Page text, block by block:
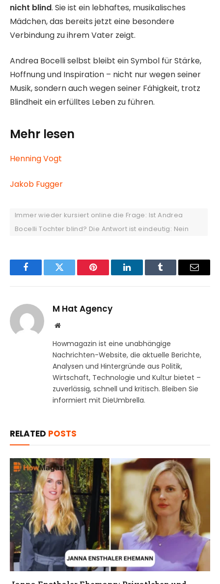
nicht blind. Sie ist ein lebhaftes, musikalisches
Mädchen, das bereits jetzt eine besondere
Verbindung zu ihrem Vater zeigt.
Andrea Bocelli selbst bleibt ein Symbol für Stärke,
Hoffnung und Inspiration – nicht nur wegen seiner
Musik, sondern auch wegen seiner Fähigkeit, trotz
Blindheit ein erfülltes Leben zu führen.
Mehr lesen
Henning Vogt
Jakob Fugger
Immer wieder kursiert online die Frage: Ist Andrea
Bocelli Tochter blind? Die Antwort ist eindeutig: Nein
FacebookTwitter Pinterest LinkedInTumblr Email
M Hat Agency
Website
Howmagazin ist eine unabhängige
Nachrichten-Website, die aktuelle Berichte,
Analysen und Hintergründe aus Politik,
Wirtschaft, Technologie und Kultur bietet –
zuverlässig, schnell und kritisch. Bleiben Sie
informiert mit DieUmbrella.
RELATED POSTS